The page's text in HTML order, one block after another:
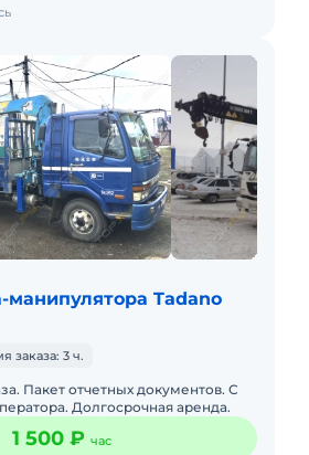
Tadano
заказа: 3 ч.
Пакет отчетных документов. С
Долгосрочная аренда.
1 500 ₽ час